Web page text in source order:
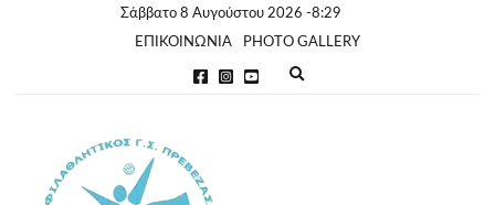
Σάββατο 8 Αυγούστου 2026 -8:29
ΕΠΙΚΟΙΝΩΝΙΑ
PHOTO GALLERY